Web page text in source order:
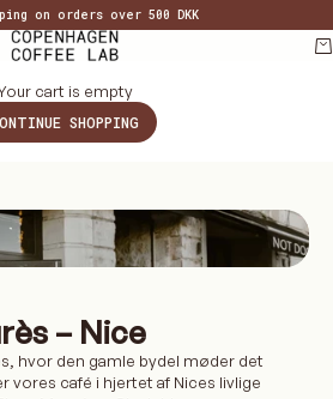
on orders over 500 DKK
Copenhagen Coffee Lab
cart is empty
SHOPPING
– Nice
hvor den gamle bydel møder det
vores café i hjertet af Nices livlige